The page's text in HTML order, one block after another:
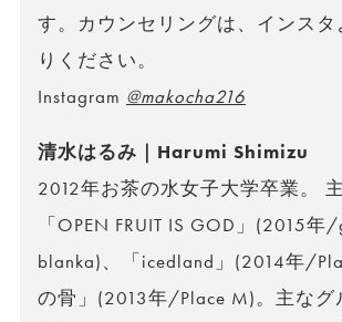
す。カウンセリングは、インスタ
りください。
Instagram @makocha216
清水はるみ｜Harumi Shimizu
2012年お茶の水女子大学卒業。
「OPEN FRUIT IS GOD」(2015
blanka)、「icedland」(2014年/
の骨」(2013年/Place M)。主なグ